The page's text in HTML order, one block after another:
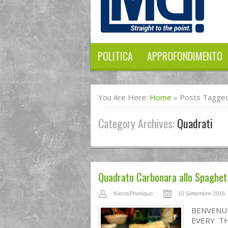
POLITICA APPROFONDIMENTO
You Are Here: Home » Posts
Category Archives:Quadrati
Quadrato Carbonara allo
KacosPhonìquo 10 Settembre 2016
EVERY